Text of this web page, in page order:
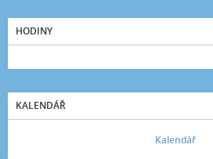
HODINY
KALENDÁŘ
Kalendář